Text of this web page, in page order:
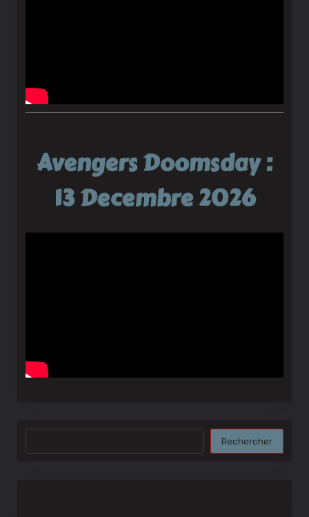
Avengers Doomsday :
13 Decembre 2026
Rechercher